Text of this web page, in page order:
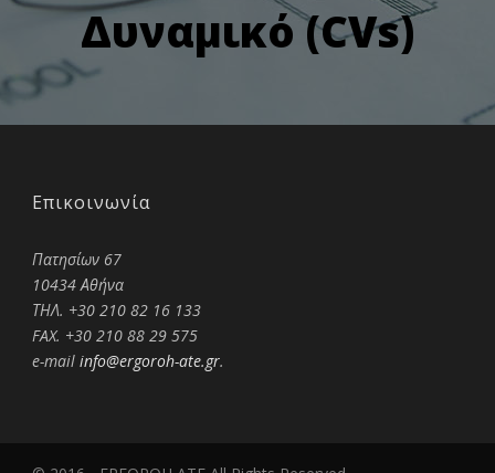
Δυναμικό (CVs)
Επικοινωνία
Πατησίων 67
10434 Αθήνα
ΤΗΛ. +30 210 82 16 133
FAX. +30 210 88 29 575
e-mail info@ergoroh-ate.gr.